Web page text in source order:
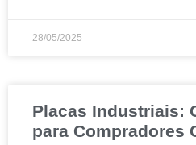
28/05/2025
Placas Industriais:
para Compradores